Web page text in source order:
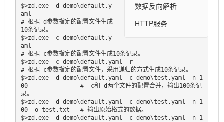
数据反向解析
HTTP服务
$>zd.exe -d demo\default.y
aml
# 根据-d参数指定的配置文件生成
10条记录。
$>zd.exe -c demo\default.y
aml
# 根据-c参数指定的配置文件生成10条记录。
$>zd.exe -c demo\default.yaml -r
# 根据-c参数指定的配置文件，采用递归的方式生成10条记录。
$>zd.exe -d demo\default.yaml -c demo\test.yaml -n 1
00               # -c和-d两个文件的配置合并，输出100条记
录。
$>zd.exe -d demo\default.yaml -c demo\test.yaml -n 1
00 -o test.txt   # 输出原始格式的数据。
$>zd.exe -d demo\default.yaml -c demo\test.yaml -n 1